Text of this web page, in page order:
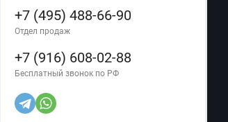
Tefal Inicio Adjust Black
(q)
Tefal
05728
+7 (495) 488-66-90
Отдел продаж
+7 (916) 608-02-88
Бесплатный звонок по РФ